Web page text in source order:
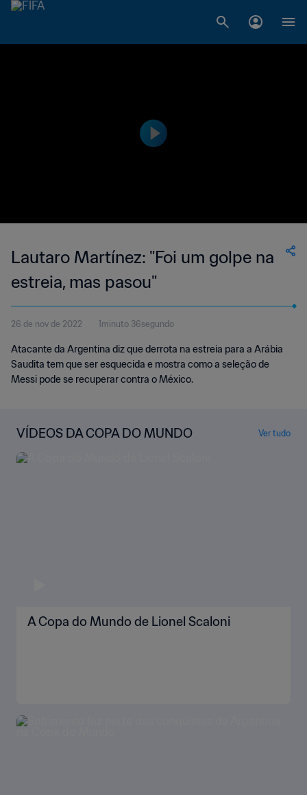
Lautaro Martínez: "Foi um golpe na
estreia, mas pasou"
26 de nov de 2022 1minuto 36segundo
Atacante da Argentina diz que derrota na estreia para a Arábia
Saudita tem que ser esquecida e mostra como a seleção de
Messi pode se recuperar contra o México.
VÍDEOS DA COPA DO MUNDO Ver tudo
A Copa do Mundo de Lionel Scaloni